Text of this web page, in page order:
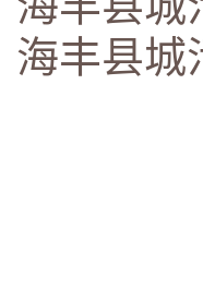
海丰县